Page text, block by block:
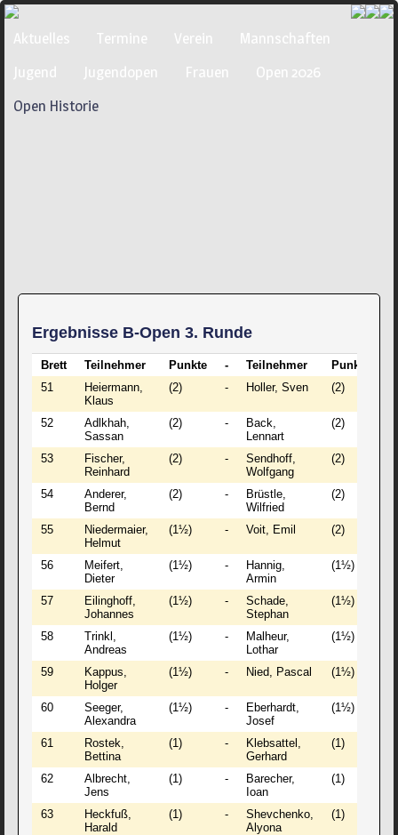
Navigation
überspringen
Aktuelles Termine Verein
Mannschaften
Jugend
Jugendopen Frauen
Open 2026
Open Historie
Ergebnisse B-Open 3. Runde
Brett Teilnehmer Punkte - Teilnehmer Punkte
51
Heiermann,
Klaus
(2) - Holler, Sven (2)
52
Adlkhah,
Sassan
(2) -
Back,
Lennart
(2)
53
Fischer,
Reinhard
(2) -
Sendhoff,
Wolfgang
(2)
54
Anderer,
Bernd
(2) -
Brüstle,
Wilfried
(2)
55
Niedermaier,
Helmut
(1½) - Voit, Emil (2)
56
Meifert,
Dieter
(1½) -
Hannig,
Armin
(1½)
57
Eilinghoff,
Johannes
(1½) -
Schade,
Stephan
(1½)
58
Trinkl,
Andreas
(1½) -
Malheur,
Lothar
(1½)
59
Kappus,
Holger
(1½) - Nied, Pascal (1½)
60
Seeger,
Alexandra
(1½) -
Eberhardt,
Josef
(1½)
61
Rostek,
Bettina
(1) -
Klebsattel,
Gerhard
(1)
62
Albrecht,
Jens
(1) -
Barecher,
Ioan
(1)
63
Heckfuß,
Harald
(1) -
Shevchenko,
Alyona
(1)